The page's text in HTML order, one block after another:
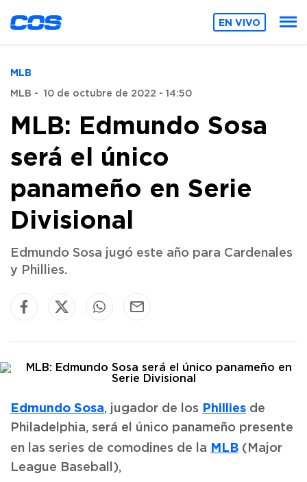
EN VIVO
MLB
MLB - 10 de octubre de 2022 - 14:50
MLB: Edmundo Sosa
será el único
panameño en Serie
Divisional
Edmundo Sosa jugó este año para Cardenales
y Phillies.
Edmundo Sosa, jugador de los Phillies de
Philadelphia, será el único panameño presente
en las series de comodines de la MLB (Major
League Baseball),